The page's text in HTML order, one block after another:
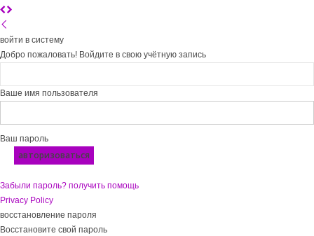
войти в систему
Добро пожаловать! Войдите в свою учётную запись
Ваше имя пользователя
Ваш пароль
Забыли пароль? получить помощь
Privacy Policy
восстановление пароля
Восстановите свой пароль